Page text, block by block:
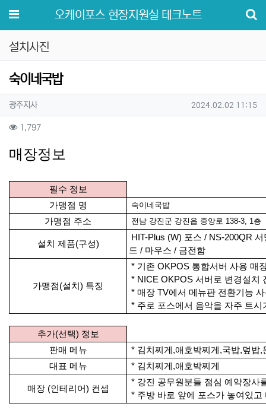
메뉴 오케이포스 현장지원실 테크노트
설치사진
숙이네국밥
작성자 정보
광주지사작성 작성일
2024.02.02 11:15
컨텐츠 정보
1,797조회
본문
매장정보
필수 정보
가맹점 명
숙이네국밥
가맹점 주소 전남 강진군 강진읍 중앙로 138-3, 1층
설치 제품(구성)
HIT-Plus (W) 포스 / NS-200QR
드 / 마우스 / 금전함
가맹점(설치) 특징
* 기존 OKPOS 통합서버 사용 매
* NICE OKPOS 서버로 변경설치
* 매장 TV에서 메뉴판 전환기능
* 주로 포스에서 음악을 자주 트
추가(선택) 정보
판매 메뉴
* 김치찌게,애호박찌게,국밥,덮밥,
대표 메뉴
* 김치찌게,애호박찌게
매장 (인테리어) 컨셉
* 강진 공무원분들 점심 예약장사
* 주방 바로 앞에 포스가 놓여있